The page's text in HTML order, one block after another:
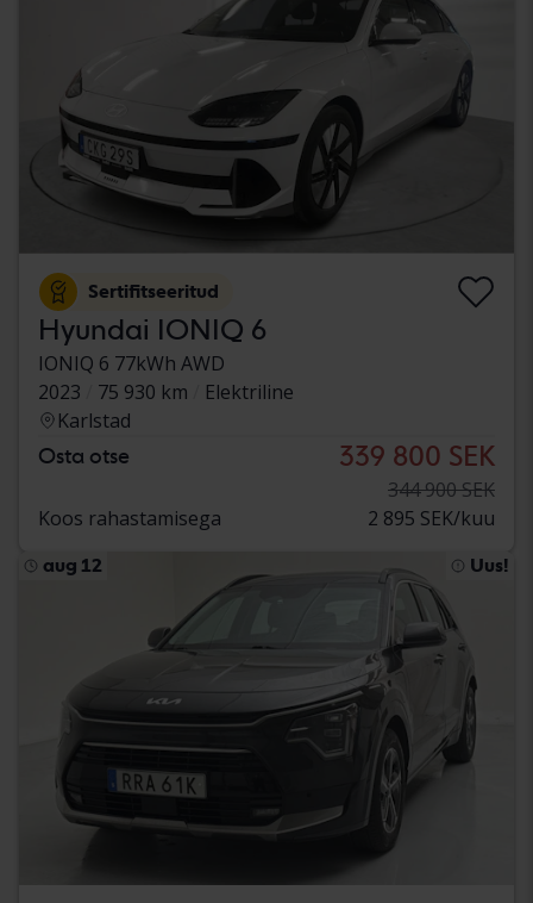
Sertifitseeritud
Hyundai IONIQ 6
IONIQ 6 77kWh AWD
2023
75 930 km
Elektriline
Karlstad
Osta otse 339 800 SEK
344 900 SEK
Koos rahastamisega
2 895 SEK/kuu
aug 12 Uus!